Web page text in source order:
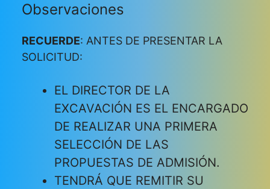
Observaciones
RECUERDE: ANTES DE PRESENTAR LA
SOLICITUD:
EL DIRECTOR DE LA
EXCAVACIÓN ES EL ENCARGADO
DE REALIZAR UNA PRIMERA
SELECCIÓN DE LAS
PROPUESTAS DE ADMISIÓN.
TENDRÁ QUE REMITIR SU